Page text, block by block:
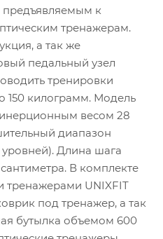
предъявляемым к
тренажерам.
а так же
педальный узел
тренировки
150 килограмм. Модель
весом 28
диапазон
уровней). Длина шага
В комплекте
тренажерами UNIXFIT
под тренажер, а так
бутылка объемом 600